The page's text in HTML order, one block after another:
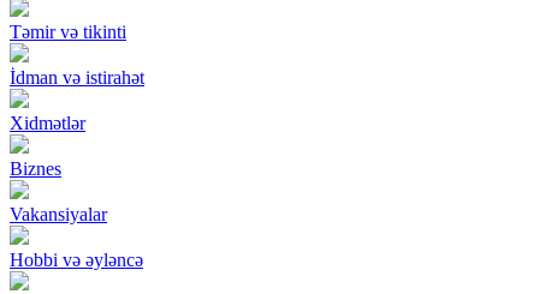
Təmir və tikinti
İdman və istirahət
Xidmətlər
Biznes
Vakansiyalar
Hobbi və əyləncə